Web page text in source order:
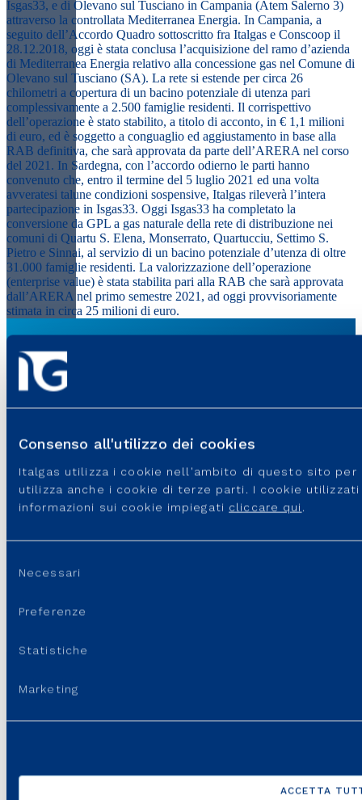
Consenso all'utilizzo dei cookies
Italgas utilizza i cookie nell'ambito di questo sito
utilizza anche i cookie di terze parti. I cookie
informazioni sui cookie impiegati cliccare qui
del
Necessari
Preferenze
Statistiche
Marketing
ACCETTA
Isgas33, e di Olevano sul Tusciano in Campania (Atem Salerno 3)
attraverso la controllata Mediterranea Energia. In Campania, a
seguito dell’Accordo Quadro sottoscritto fra Italgas e Conscoop il
28.12.2018, oggi è stata conclusa l’acquisizione del ramo d’azienda
di Mediterranea Energia relativo alla concessione gas nel Comune di
Olevano sul Tusciano (SA). La rete si estende per circa 26
chilometri a copertura di un bacino potenziale di utenza pari
complessivamente a 2.500 famiglie residenti. Il corrispettivo
dell’operazione è stato stabilito, a titolo di acconto, in € 1,1 milioni
di euro, ed è soggetto a conguaglio ed aggiustamento in base alla
RAB definitiva, che sarà approvata da parte dell’ARERA nel corso
del 2021. In Sardegna, con l’accordo odierno le parti hanno
convenuto che, entro il termine del 5 luglio 2021 ed una volta
avveratesi talune condizioni sospensive, Italgas rileverà l’intera
partecipazione in Isgas33. Oggi Isgas33 ha completato la
conversione da GPL a gas naturale della rete di distribuzione nei
comuni di Quartu S. Elena, Monserrato, Quartucciu, Settimo S.
Pietro e Sinnai, al servizio di un bacino potenziale d’utenza di oltre
31.000 famiglie residenti. La valorizzazione dell’operazione
(enterprise value) è stata stabilita pari alla RAB che sarà approvata
dall’ARERA nel primo semestre 2021, ad oggi provvisoriamente
stimata in circa 25 milioni di euro.
SITI DEL GRUPPO
PORTALI E SITI UTILI